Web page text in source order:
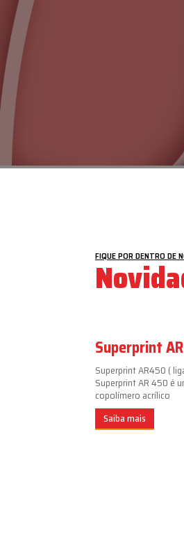
FIQUE POR DENTRO DE
Superprint
Superprint AR450 (
Superprint AR 450 é
copolímero acrílico
Saiba mais